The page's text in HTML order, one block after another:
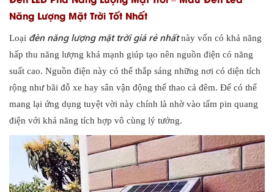
Năng Lượng Mặt Trời Tốt Nhất
Loại đèn năng lượng mặt trời giá rẻ nhấtnày vốn có khả năng
hấp thu năng lượng khá mạnh giúp tạo nên nguồn điện có năng
suất cao. Nguồn điện này có thể thắp sáng những nơi có diện tích
rộng như bãi đỗ xe hay sân vận động thể thao cả đêm. Để có thể
mang lại ứng dụng tuyệt vời này chính là nhờ vào tấm pin quang
điện với khả năng tích hợp vô cùng lý tưởng.